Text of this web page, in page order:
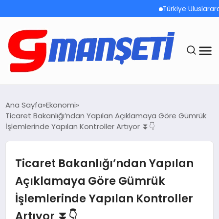
Türkiye Uluslararası
DEMOLAR
OYUN
Ana Sayfa Ekonomi
Ticaret Bakanlığı’ndan Yapılan Açıklamaya Göre Gümrük
İşlemlerinde Yapılan Kontroller Artıyor ⏬👇
Ticaret Bakanlığı’ndan Yapılan
Açıklamaya Göre Gümrük
İşlemlerinde Yapılan Kontroller
Artıyor ⏬👇